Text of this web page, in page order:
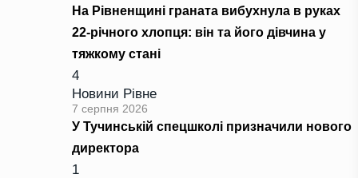
На Рівненщині граната вибухнула в руках
22-річного хлопця: він та його дівчина у
тяжкому стані
4
Новини Рівне
7 серпня 2026
У Тучинській спецшколі призначили нового
директора
1